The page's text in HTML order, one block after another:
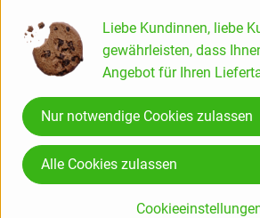
Speick Naturkosmetik GmbH & Co. KG
D 70771 Leinfelden-Echterdingen
Erlesene
Pflegeprodukte
Liebe Kundinnen, liebe
gewährleisten, dass
Angebot für Ihren
Nur notwendige Cookies zulassen
Alle Cookies zulassen